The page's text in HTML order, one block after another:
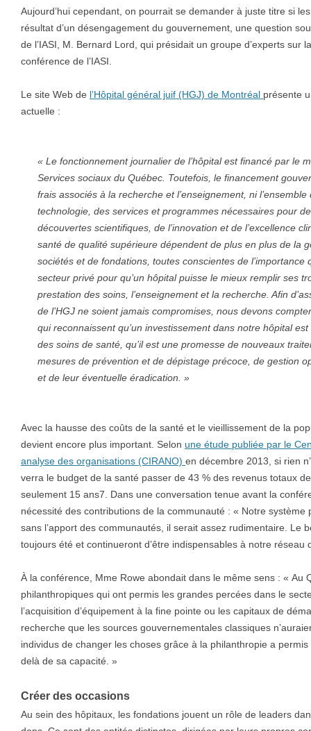
Aujourd’hui cependant, on pourrait se demander à juste titre si
résultat d’un désengagement du gouvernement, une question
de l’IASI, M. Bernard Lord, qui présidait un groupe d’experts sur
conférence de l’IASI.
Le site Web de l’Hôpital général juif (HGJ) de Montréal présente
actuelle :
« Le fonctionnement journalier de l’hôpital est financé par le
Services sociaux du Québec. Toutefois, le financement
frais associés à la recherche et l’enseignement, ni
technologie, des services et programmes nécessaires pour
découvertes scientifiques, de l’innovation et de l’excellence
santé de qualité supérieure dépendent de plus en plus de la
sociétés et de fondations, toutes conscientes de
secteur privé pour qu’un hôpital puisse le mieux remplir ses
prestation des soins, l’enseignement et la recherche. Afin
de l’HGJ ne soient jamais compromises, nous devons
qui reconnaissent qu’un investissement dans notre hôpital
des soins de santé, qu’il est une promesse de nouveaux
mesures de prévention et de dépistage précoce, de gestion
et de leur éventuelle éradication. »
Avec la hausse des coûts de la santé et le vieillissement de la
devient encore plus important. Selon une étude publiée par le
analyse des organisations (CIRANO) en décembre 2013, si rien
verra le budget de la santé passer de 43 % des revenus totaux
seulement 15 ans7. Dans une conversation tenue avant la
nécessité des contributions de la communauté : « Notre
sans l’apport des communautés, il serait assez rudimentaire. Le
toujours été et continueront d’être indispensables à notre réseau
À la conférence, Mme Rowe abondait dans le même sens : « Au
philanthropiques qui ont permis les grandes percées dans le
l’acquisition d’équipement à la fine pointe ou les capitaux de
recherche que les sources gouvernementales classiques
individus de changer les choses grâce à la philanthropie a
delà de sa capacité. »
Créer des occasions
Au sein des hôpitaux, les fondations jouent un rôle de leaders